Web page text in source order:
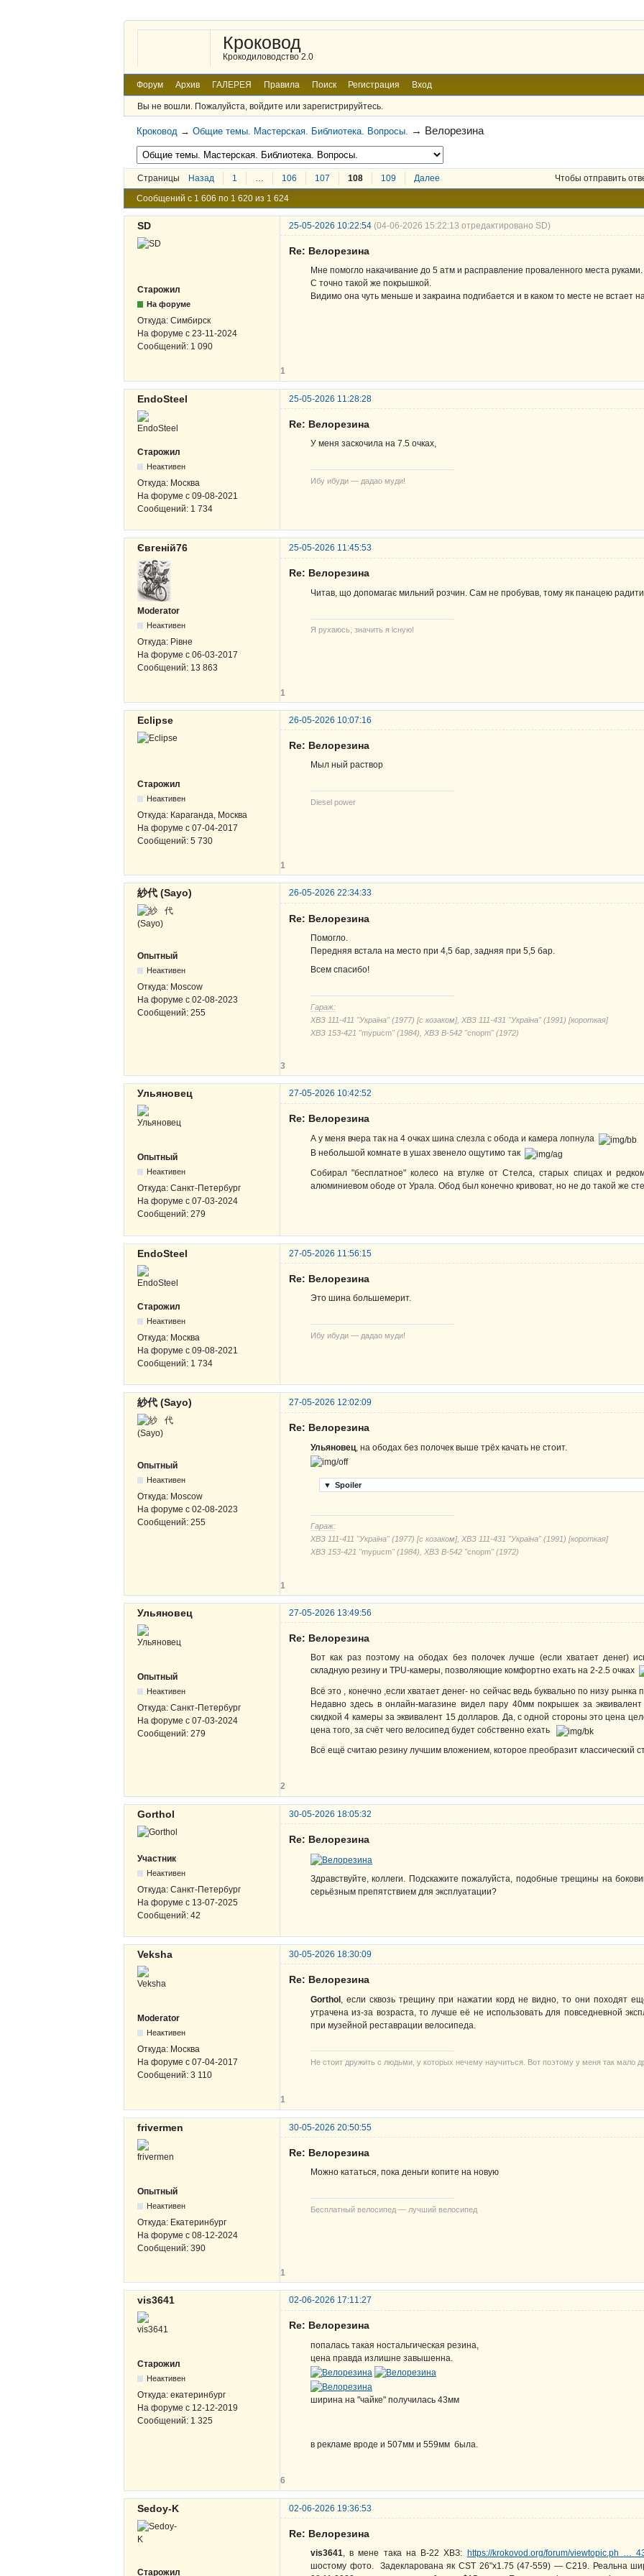
Кроковод
Крокодиловодство 2.0
Форум Архив ГАЛЕРЕЯ Правила Поиск Регистрация Вход
Вы не вошли. Пожалуйста, войдите или зарегистрируйтесь.
Кроковод →Общие темы. Мастерская. Библиотека. Вопросы. → Велорезина
Страницы Назад 1 … 106 107 108 109 Далее Чтобы отправить
Сообщений с 1 606 по 1 620 из 1 624
SD 25-05-2026 10:22:54 (04-06-2026 15:22:13 отредактировано SD)
Старожил
На форуме
Откуда: Симбирск
На форуме с 23-11-2024
Сообщений: 1 090
Re: Велорезина
Мне помогло накачивание до 5 атм и расправление проваленного места руками.
С точно такой же покрышкой.
Видимо она чуть меньше и закраина подгибается и в каком то месте не встает
1
EndoSteel 25-05-2026 11:28:28
Старожил
Неактивен
Откуда: Москва
На форуме с 09-08-2021
Сообщений: 1 734
Re: Велорезина
У меня заскочила на 7.5 очках,
Ибу ибуди — дадао муди!
Євгеній76 25-05-2026 11:45:53
Moderator
Неактивен
Откуда: Рівне
На форуме с 06-03-2017
Сообщений: 13 863
Re: Велорезина
Читав, що допомагає мильний розчин. Сам не пробував, тому як панацею
Я рухаюсь, значить я існую!
1
Eclipse 26-05-2026 10:07:16
Старожил
Неактивен
Откуда: Караганда, Москва
На форуме с 07-04-2017
Сообщений: 5 730
Re: Велорезина
Мыл ный раствор
Diesel power
1
紗代 (Sayo) 26-05-2026 22:34:33
Опытный
Неактивен
Откуда: Moscow
На форуме с 02-08-2023
Сообщений: 255
Re: Велорезина
Помогло.
Передняя встала на место при 4,5 бар, задняя при 5,5 бар.
Всем спасибо!
Гараж:
ХВЗ 111-411 "Україна" (1977) [с козаком], ХВЗ 111-431 "Україна" (1991) [короткая]
ХВЗ 153-421 "mypucm" (1984), ХВЗ В-542 "cnорm" (1972)
3
Ульяновец 27-05-2026 10:42:52
Опытный
Неактивен
Откуда: Санкт-Петербург
На форуме с 07-03-2024
Сообщений: 279
Re: Велорезина
А у меня вчера так на 4 очках шина слезла с обода и камера лопнула
В небольшой комнате в ушах звенело ощутимо так
Собирал "бесплатное" колесо на втулке от Стелса, старых спицах и
алюминиевом ободе от Урала. Обод был конечно кривоват, но не до такой же
EndoSteel 27-05-2026 11:56:15
Старожил
Неактивен
Откуда: Москва
На форуме с 09-08-2021
Сообщений: 1 734
Re: Велорезина
Это шина большемерит.
Ибу ибуди — дадао муди!
紗代 (Sayo) 27-05-2026 12:02:09
Опытный
Неактивен
Откуда: Moscow
На форуме с 02-08-2023
Сообщений: 255
Re: Велорезина
Ульяновец , на ободах без полочек выше трёх качать не стоит.
▼ Spoiler
Гараж:
ХВЗ 111-411 "Україна" (1977) [с козаком], ХВЗ 111-431 "Україна" (1991) [короткая]
ХВЗ 153-421 "mypucm" (1984), ХВЗ В-542 "cnорm" (1972)
1
Ульяновец 27-05-2026 13:49:56
Опытный
Неактивен
Откуда: Санкт-Петербург
На форуме с 07-03-2024
Сообщений: 279
Re: Велорезина
Вот как раз поэтому на ободах без полочек лучше (если хватает денег)
складную резину и TPU-камеры, позволяющие комфортно ехать на 2-2.5 очках
Всё это , конечно ,если хватает денег- но сейчас ведь буквально по низу
Недавно здесь в онлайн-магазине видел пару 40мм покрышек за
скидкой 4 камеры за эквивалент 15 долларов. Да, с одной стороны это цена
цена того, за счёт чего велосипед будет собственно ехать
Всё ещё считаю резину лучшим вложением, которое преобразит классический
2
Gorthol 30-05-2026 18:05:32
Участник
Неактивен
Откуда: Санкт-Петербург
На форуме с 13-07-2025
Сообщений: 42
Re: Велорезина
Здравствуйте, коллеги. Подскажите пожалуйста, подобные трещины на
серьёзным препятствием для эксплуатации?
Veksha 30-05-2026 18:30:09
Moderator
Неактивен
Откуда: Москва
На форуме с 07-04-2017
Сообщений: 3 110
Re: Велорезина
Gorthol , если сквозь трещину при нажатии корд не видно, то они походят
утрачена из-за возраста, то лучше её не использовать для повседневной
при музейной реставрации велосипеда.
Не стоит дружить с людьми, у которых нечему научиться. Вот поэтому у меня так мало
1
frivermen 30-05-2026 20:50:55
Опытный
Неактивен
Откуда: Екатеринбург
На форуме с 08-12-2024
Сообщений: 390
Re: Велорезина
Можно кататься, пока деньги копите на новую
Бесплатный велосипед — лучший велосипед
1
vis3641 02-06-2026 17:11:27
Старожил
Неактивен
Откуда: екатеринбург
На форуме с 12-12-2019
Сообщений: 1 325
Re: Велорезина
попалась такая ностальгическая резина,
цена правда излишне завышенна.
ширина на "чайке" получилась 43мм
в рекламе вроде и 507мм и 559мм была.
6
Sedoy-K 02-06-2026 19:36:53
Старожил
Re: Велорезина
vis3641, в мене така на В-22 ХВЗ: https://krokovod.org/forum/viewtopic.ph …
шостому фото. Задекларована як CST 26"x1.75 (47-559) — C219. Реальна